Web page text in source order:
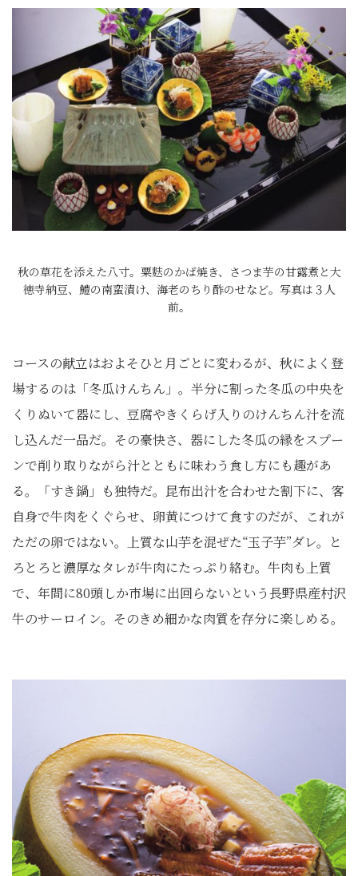
秋の草花を添えた八寸。粟麩のかば焼き、さつま芋の甘露煮と大
徳寺納豆、鱧の南蛮漬け、海老のちり酢のせなど。写真は３人
前。
コースの献立はおよそひと月ごとに変わるが、秋によく登
場するのは「冬瓜けんちん」。半分に割った冬瓜の中央を
くりぬいて器にし、豆腐やきくらげ入りのけんちん汁を流
し込んだ一品だ。その豪快さ、器にした冬瓜の縁をスプー
ンで削り取りながら汁とともに味わう食し方にも趣があ
る。「すき鍋」も独特だ。昆布出汁を合わせた割下に、客
自身で牛肉をくぐらせ、卵黄につけて食すのだが、これが
ただの卵ではない。上質な山芋を混ぜた“玉子芋”ダレ。と
ろとろと濃厚なタレが牛肉にたっぷり絡む。牛肉も上質
で、年間に80頭しか市場に出回らないという長野県産村沢
牛のサーロイン。そのきめ細かな肉質を存分に楽しめる。